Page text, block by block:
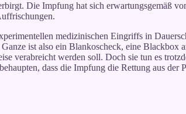
Die Impfung hat sich erwartungsgemäß
medizinischen Eingriffs in
ist also ein Blankoscheck, eine
verabreicht werden soll. Doch sie tun es
dass die Impfung die Rettung aus der